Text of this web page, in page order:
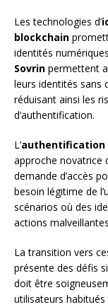
Les technologies d’
blockchain
identités
Sovrin permettent
leurs identités sans
réduisant ainsi les
d’authentification.
L’authentification
approche novatrice
demande d’accès
besoin légitime de
scénarios où des
actions
La transition vers
présente des défis
doit être
utilisateurs habitués